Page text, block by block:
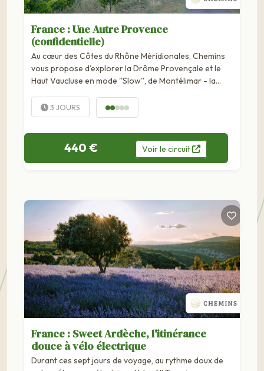
France : Une Autre Provence
(confidentielle)
Au cœur des Côtes du Rhône Méridionales, Chemins
vous propose d’explorer la Drôme Provençale et le
Haut Vaucluse en mode ''Slow'', de Montélimar - la
antique inscrit à...
3 JOURS
440 € Voirle circuit
France : Sweet Ardèche, l'itinérance
douce à vélo électrique
Durant ces sept jours de voyage, au rythme doux de